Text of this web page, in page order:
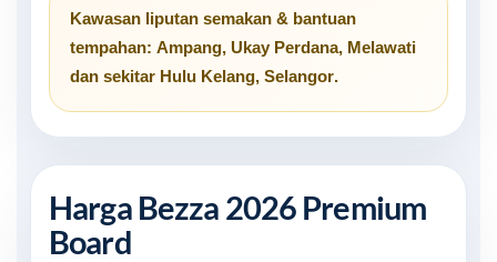
Kawasan liputan semakan & bantuan
tempahan: Ampang, Ukay Perdana, Melawati
dan sekitar Hulu Kelang, Selangor.
Harga Bezza 2026 Premium
Board